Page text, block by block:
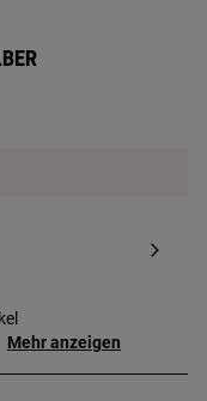
Mehr anzeigen